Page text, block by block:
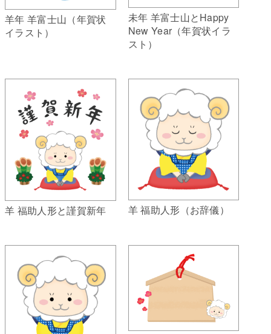
羊年 羊富士山（年賀状
イラスト）
未年 羊富士山とHappy
New Year（年賀状イラ
スト）
羊 福助人形と謹賀新年 羊 福助人形（お辞儀）